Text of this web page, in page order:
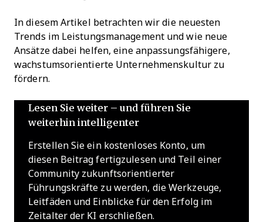
In diesem Artikel betrachten wir die neuesten
Trends im Leistungsmanagement und wie neue
Ansätze dabei helfen, eine anpassungsfähigere,
wachstumsorientierte Unternehmenskultur zu
fördern.
Lesen Sie weiter – und führen Sie
weiterhin intelligenter
Erstellen Sie ein kostenloses Konto, um
diesen Beitrag fertigzulesen und Teil einer
Community zukunftsorientierter
Führungskräfte zu werden, die Werkzeuge,
Leitfäden und Einblicke für den Erfolg im
Zeitalter der KI erschließen.